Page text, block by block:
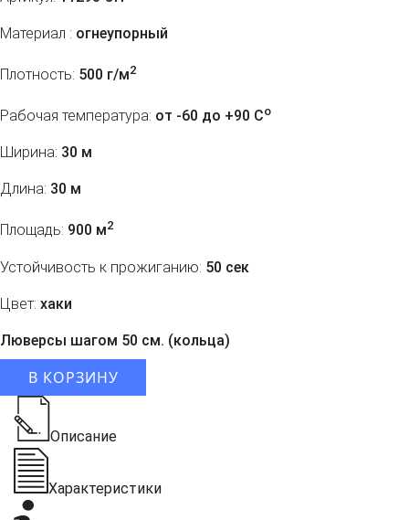
Материал : огнеупорный
Плотность: 500 г/м2
Рабочая температура: от -60 до +90 Co
Ширина: 30 м
Длина: 30 м
Площадь: 900 м2
Устойчивость к прожиганию: 50 сек
Цвет: хаки
Люверсы шагом 50 см. (кольца)
В КОРЗИНУ
Описание
Характеристики